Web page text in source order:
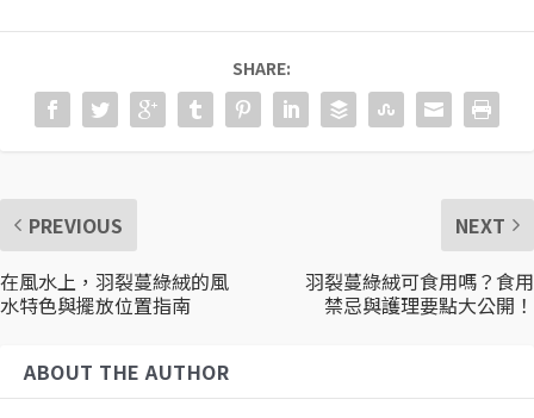
SHARE:
PREVIOUS
在風水上，羽裂蔓綠絨的風
水特色與擺放位置指南
NEXT
羽裂蔓綠絨可食用嗎？食用
禁忌與護理要點大公開！
ABOUT THE AUTHOR